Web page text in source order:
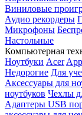
Виниловые
Аудио рекордеры
Микрофоны
Настольные
Компьютерная
Ноутбуки Acer
Недорогие Для
Аксессуары для
ноутбуков Чехлы
Адаптеры USB